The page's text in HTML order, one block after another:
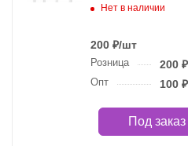
Нет в наличии
200 ₽/шт
Розница 200₽
Опт 100₽
Под заказ